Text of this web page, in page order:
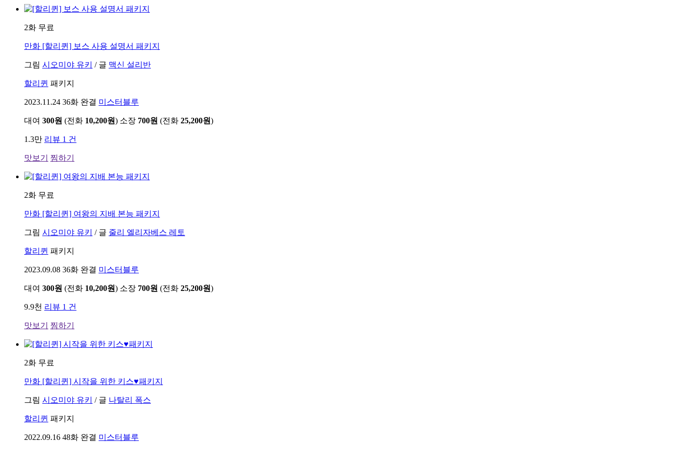
2화 무료
만화 [할리퀸] 보스 사용 설명서 패키지
그림 시오미야 유키 / 글 맥신 설리반
할리퀸 패키지
2023.11.24 36화 완결 미스터블루
대여 300원 (전화 10,200원) 소장 700원 (전화 25,200원)
1.3만 리뷰 1 건
맛보기 찜하기
2화 무료
만화 [할리퀸] 여왕의 지배 본능 패키지
그림 시오미야 유키 / 글 줄리 엘리자베스 레토
할리퀸 패키지
2023.09.08 36화 완결 미스터블루
대여 300원 (전화 10,200원) 소장 700원 (전화 25,200원)
9.9천 리뷰 1 건
맛보기 찜하기
2화 무료
만화 [할리퀸] 시작을 위한 키스♥패키지
그림 시오미야 유키 / 글 나탈리 폭스
할리퀸 패키지
2022.09.16 48화 완결 미스터블루